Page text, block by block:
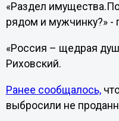
«Раздел
рядом и мужчинку?» -
«Россия – щедрая
Риховский.
Ранее сообщалось,
выбросили не